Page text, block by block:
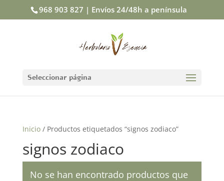
968 903 827 | Envíos 24/48h a península
Seleccionar página
Inicio/ Productos etiquetados “signos zodiaco”
signos zodiaco
No se han encontrado productos que